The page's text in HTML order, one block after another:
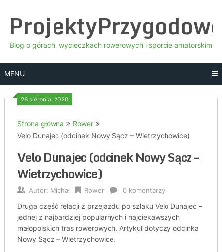
content
Blog o górach, wycieczkach rowerowych i sporcie amatorskim
MENU
26 sierpnia, 2020
Strona główna
Rower
Velo Dunajec (odcinek Nowy Sącz – Wietrzychowice)
Velo Dunajec (odcinek Nowy Sącz –
Wietrzychowice)
Autor: Michał Rower 0 komentarzy
Druga część relacji z przejazdu po szlaku Velo Dunajec –
jednej z najbardziej popularnych i najciekawszych
małopolskich tras rowerowych. Artykuł dotyczy odcinka
Nowy Sącz – Wietrzychowice.